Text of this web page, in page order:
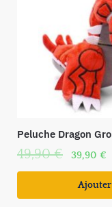
Peluche Dragon
49,90€ 39,90 €
Ajouter